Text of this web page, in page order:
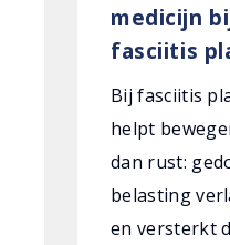
medicijn
fasciitis
Bij fasciitis
helpt
dan rust:
belasting
en versterkt